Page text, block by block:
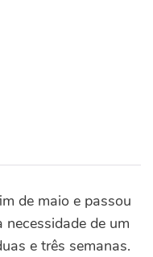
de maio e passou
de um
e três semanas.